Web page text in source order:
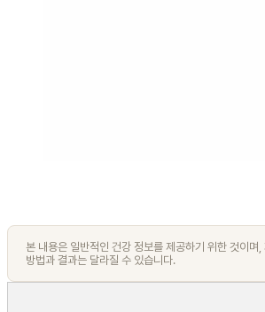
본 내용은 일반적인 건강 정보를 제공하기 위한 것이며
방법과 결과는 달라질 수 있습니다.